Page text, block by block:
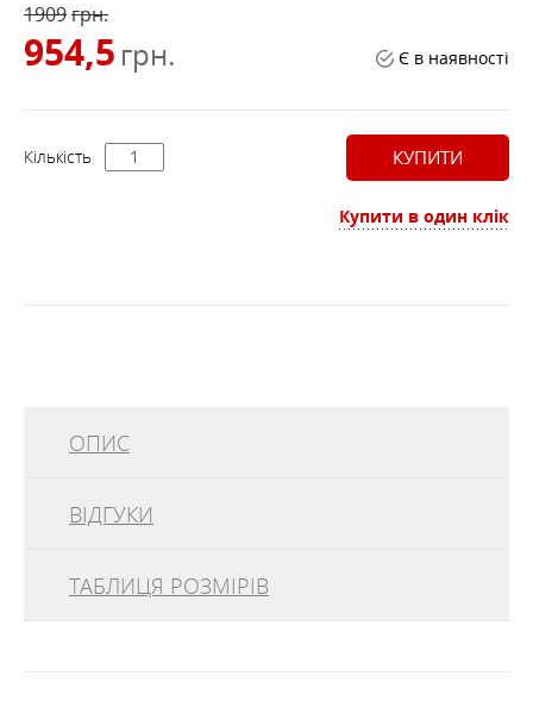
1909грн.
954,5 грн. Є в наявності
Кількість КУПИТИ
Купити в один клік
ОПИС
Штани 3/4 FERIDA Beige
ОСОБЛИВОСТІ
ВІДГУКИ
ТАБЛИЦЯ РОЗМІРІВ